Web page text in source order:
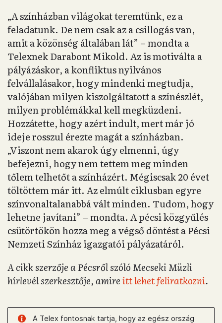
„A színházban világokat teremtünk, ez a
feladatunk. De nem csak az a csillogás van,
amit a közönség általában lát” – mondta a
Telexnek Darabont Mikold. Az is motiválta a
pályázáskor, a konfliktus nyilvános
felvállalásakor, hogy mindenki megtudja,
valójában milyen kiszolgáltatott a színészlét,
milyen problémákkal kell megküzdeni.
Hozzátette, hogy azért indult, mert már jó
ideje rosszul érezte magát a színházban.
„Viszont nem akarok úgy elmenni, úgy
befejezni, hogy nem tettem meg minden
tőlem telhetőt a színházért. Mégiscsak 20 évet
töltöttem már itt. Az elmúlt ciklusban egyre
színvonaltalanabbá vált minden. Tudom, hogy
lehetne javítani” – mondta. A pécsi közgyűlés
csütörtökön hozza meg a végső döntést a Pécsi
Nemzeti Színház igazgatói pályázatáról.
A cikk szerzője a Pécsről szóló Mecseki Müzli
hírlevél szerkesztője, amireitt lehet feliratkozni.
A Telex fontosnak tartja, hogy az egész ország